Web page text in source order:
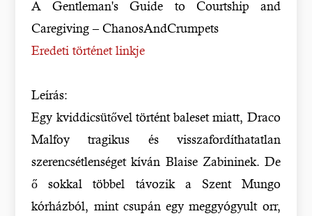
A Gentleman's Guide to Courtship and
Caregiving – ChanosAndCrumpets
Eredeti történet linkje
Leírás:
Egy kviddicsütővel történt baleset miatt, Draco
Malfoy tragikus és visszafordíthatatlan
szerencsétlenséget kíván Blaise Zabininek. De
ő sokkal többel távozik a Szent Mungo
kórházból, mint csupán egy meggyógyult orr,